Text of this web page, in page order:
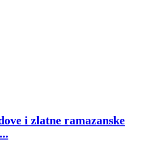
i zlatne ramazanske